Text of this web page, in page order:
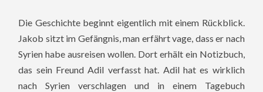
Die Geschichte beginnt eigentlich mit einem Rückblick.
Jakob sitzt im Gefängnis, man erfährt vage, dass er nach
Syrien habe ausreisen wollen. Dort erhält ein Notizbuch,
das sein Freund Adil verfasst hat. Adil hat es wirklich
nach Syrien verschlagen und in einem Tagebuch